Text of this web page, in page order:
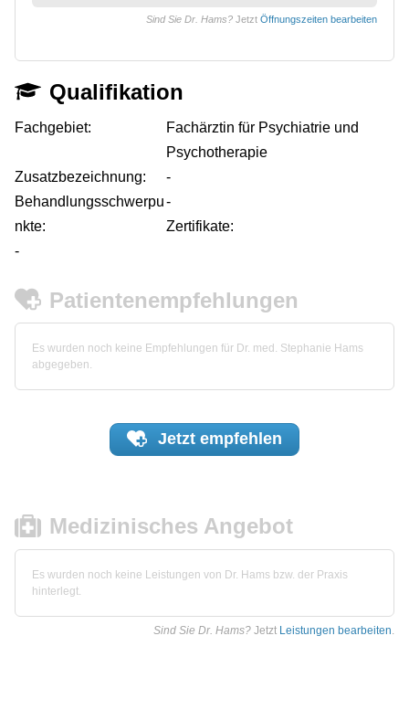
Sind Sie Dr. Hams? Jetzt Öffnungszeiten bearbeiten
Qualifikation
Fachgebiet:
Fachärztin für Psychiatrie und
Psychotherapie
Zusatzbezeichnung:
-
Behandlungsschwerpu
nkte:
-
Zertifikate:
-
Patientenempfehlungen
Es wurden noch keine Empfehlungen für Dr. med. Stephanie Hams
abgegeben.
Jetzt empfehlen
Medizinisches Angebot
Es wurden noch keine Leistungen von Dr. Hams bzw. der Praxis
hinterlegt.
Sind Sie Dr. Hams? Jetzt Leistungen bearbeiten.